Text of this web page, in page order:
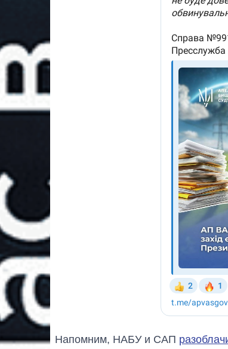
Напомним, НАБУ и САП